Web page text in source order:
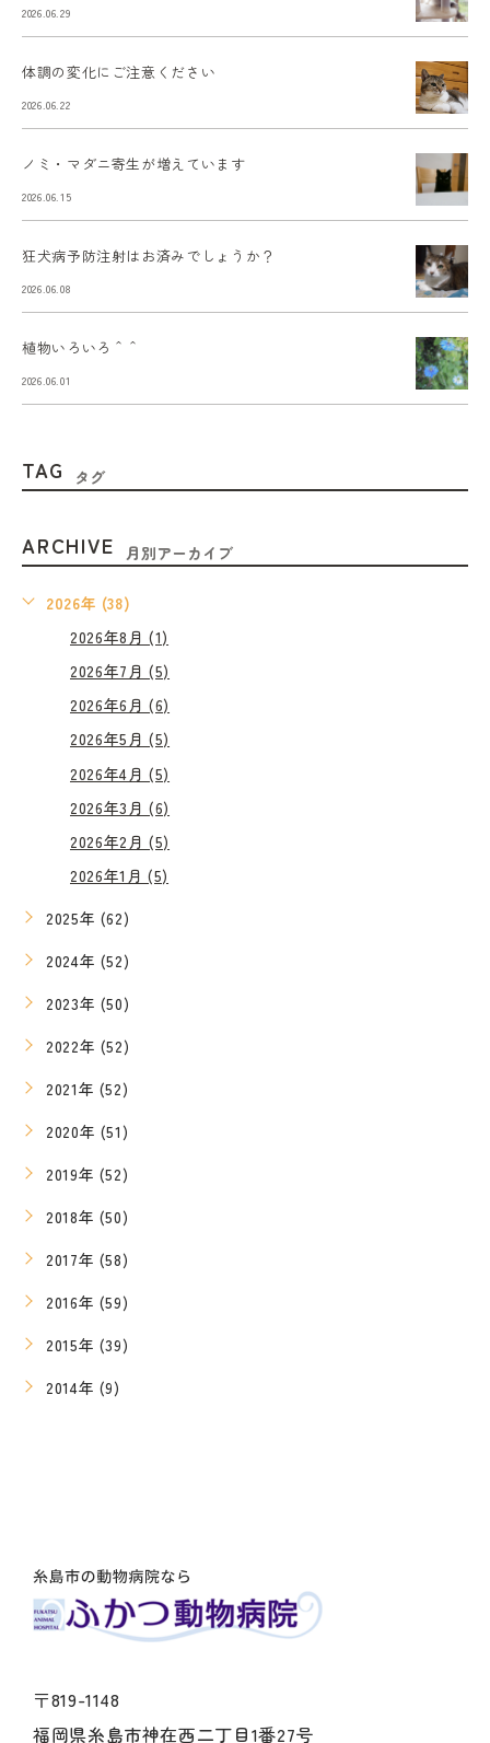
2026.06.29
体調の変化にご注意ください
2026.06.22
ノミ・マダニ寄生が増えています
2026.06.15
狂犬病予防注射はお済みでしょうか？
2026.06.08
植物いろいろ＾＾
2026.06.01
TAG タグ
ARCHIVE 月別アーカイブ
2026年 (38)
2026年8月 (1)
2026年7月 (5)
2026年6月 (6)
2026年5月 (5)
2026年4月 (5)
2026年3月 (6)
2026年2月 (5)
2026年1月 (5)
2025年 (62)
2024年 (52)
2023年 (50)
2022年 (52)
2021年 (52)
2020年 (51)
2019年 (52)
2018年 (50)
2017年 (58)
2016年 (59)
2015年 (39)
2014年 (9)
〒819-1148
福岡県糸島市神在西二丁目1番27号